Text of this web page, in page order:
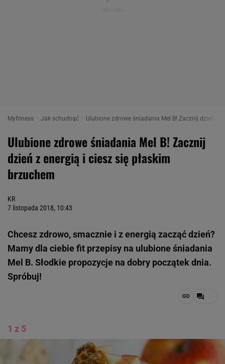
Myfitness Jak schudnąć Ulubione zdrowe śniadania Mel B! Zacznij dzień z
Ulubione zdrowe śniadania Mel B! Zacznij
dzień z energią i ciesz się płaskim
brzuchem
KR
7 listopada 2018, 10:43
Chcesz zdrowo, smacznie i z energią zacząć dzień?
Mamy dla ciebie fit przepisy na ulubione śniadania
Mel B. Słodkie propozycje na dobry początek dnia.
Spróbuj!
1 z 5